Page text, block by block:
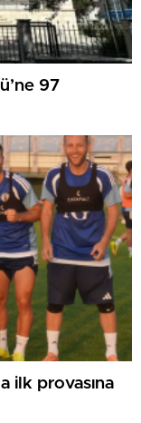
97
ilk provasına